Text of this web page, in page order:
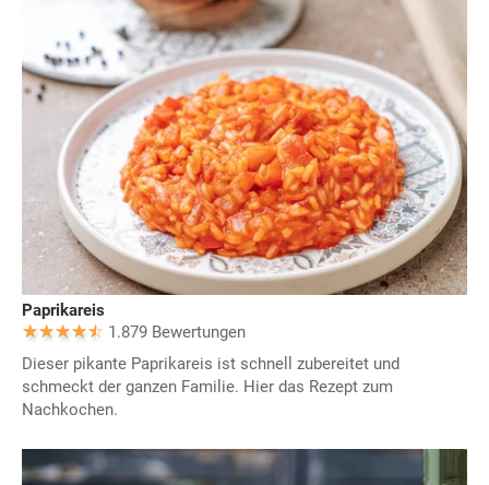
Paprikareis
1.879 Bewertungen
Dieser pikante Paprikareis ist schnell zubereitet und
schmeckt der ganzen Familie. Hier das Rezept zum
Nachkochen.